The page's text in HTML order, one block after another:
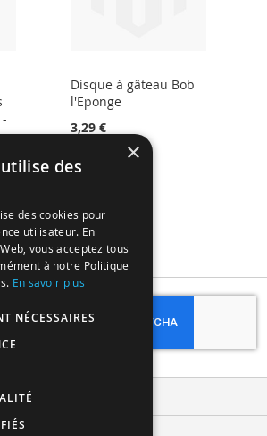
Disque à gâteau Bob
l'Eponge
3,29 €
×
des
des cookies pour
utilisateur. En
vous acceptez tous
à notre Politique
En savoir plus
NÉCESSAIRES